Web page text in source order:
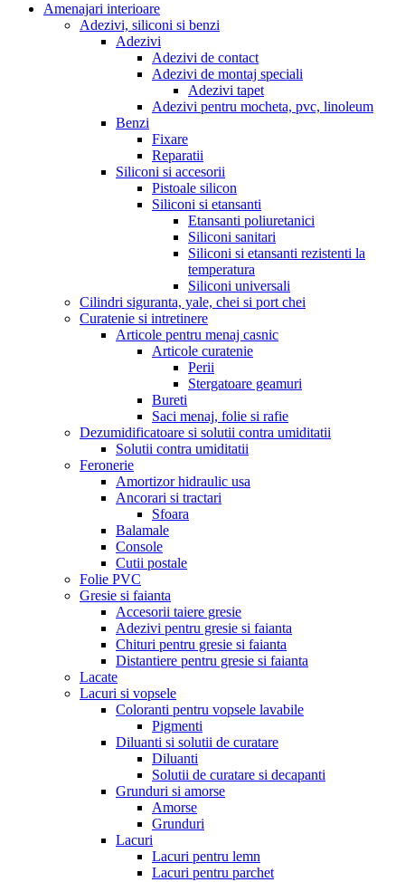
Amenajari interioare
Adezivi, siliconi si benzi
Adezivi
Adezivi de contact
Adezivi de montaj speciali
Adezivi tapet
Adezivi pentru mocheta, pvc, linoleum
Benzi
Fixare
Reparatii
Siliconi si accesorii
Pistoale silicon
Siliconi si etansanti
Etansanti poliuretanici
Siliconi sanitari
Siliconi si etansanti rezistenti la
temperatura
Siliconi universali
Cilindri siguranta, yale, chei si port chei
Curatenie si intretinere
Articole pentru menaj casnic
Articole curatenie
Perii
Stergatoare geamuri
Bureti
Saci menaj, folie si rafie
Dezumidificatoare si solutii contra umiditatii
Solutii contra umiditatii
Feronerie
Amortizor hidraulic usa
Ancorari si tractari
Sfoara
Balamale
Console
Cutii postale
Folie PVC
Gresie si faianta
Accesorii taiere gresie
Adezivi pentru gresie si faianta
Chituri pentru gresie si faianta
Distantiere pentru gresie si faianta
Lacate
Lacuri si vopsele
Coloranti pentru vopsele lavabile
Pigmenti
Diluanti si solutii de curatare
Diluanti
Solutii de curatare si decapanti
Grunduri si amorse
Amorse
Grunduri
Lacuri
Lacuri pentru lemn
Lacuri pentru parchet